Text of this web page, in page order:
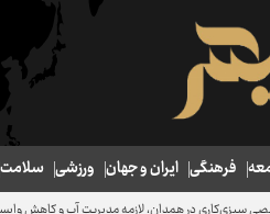
فرهنگی ایران و جهان ورزشی سلامت